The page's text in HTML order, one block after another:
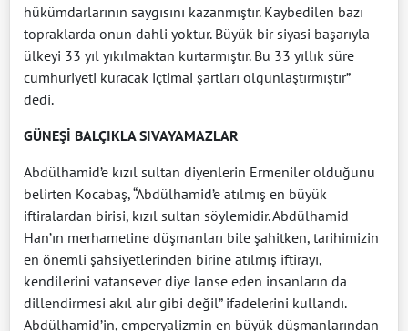
hükümdarlarının saygısını kazanmıştır. Kaybedilen bazı
topraklarda onun dahli yoktur. Büyük bir siyasi başarıyla
ülkeyi 33 yıl yıkılmaktan kurtarmıştır. Bu 33 yıllık süre
cumhuriyeti kuracak içtimai şartları olgunlaştırmıştır”
dedi.
GÜNEŞİ BALÇIKLA SIVAYAMAZLAR
Abdülhamid’e kızıl sultan diyenlerin Ermeniler olduğunu
belirten Kocabaş, “Abdülhamid’e atılmış en büyük
iftiralardan birisi, kızıl sultan söylemidir. Abdülhamid
Han’ın merhametine düşmanları bile şahitken, tarihimizin
en önemli şahsiyetlerinden birine atılmış iftirayı,
kendilerini vatansever diye lanse eden insanların da
dillendirmesi akıl alır gibi değil” ifadelerini kullandı.
Abdülhamid’in, emperyalizmin en büyük düşmanlarından